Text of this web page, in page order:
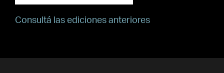
Consultá las ediciones anteriores